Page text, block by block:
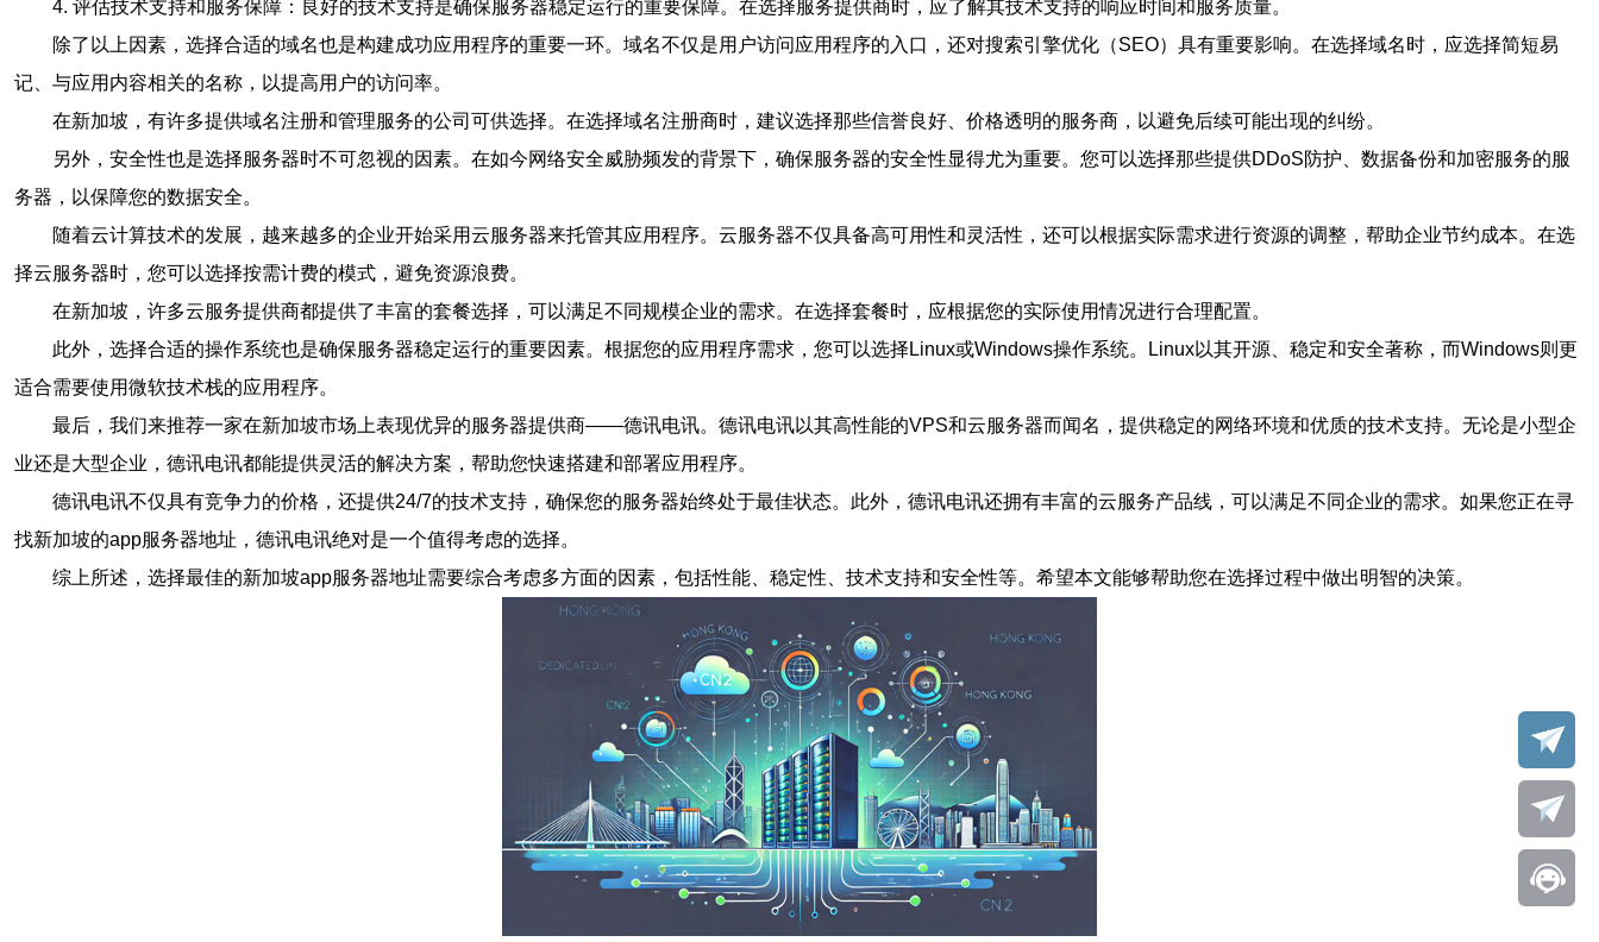
4. 评估技术支持和服务保障：良好的技术支持是确保服务器稳定运行的重要保障。在选择服务提供商时，应了解其技术支持的响应时间和服务质量。
除了以上因素，选择合适的域名也是构建成功应用程序的重要一环。域名不仅是用户访问应用程序的入口，还对搜索引擎优化（SEO）具有重要影响。在选择域名时，应选择简短易
记、与应用内容相关的名称，以提高用户的访问率。
在新加坡，有许多提供域名注册和管理服务的公司可供选择。在选择域名注册商时，建议选择那些信誉良好、价格透明的服务商，以避免后续可能出现的纠纷。
另外，安全性也是选择服务器时不可忽视的因素。在如今网络安全威胁频发的背景下，确保服务器的安全性显得尤为重要。您可以选择那些提供DDoS防护、数据备份和加密服务的服
务器，以保障您的数据安全。
随着云计算技术的发展，越来越多的企业开始采用云服务器来托管其应用程序。云服务器不仅具备高可用性和灵活性，还可以根据实际需求进行资源的调整，帮助企业节约成本。在选
择云服务器时，您可以选择按需计费的模式，避免资源浪费。
在新加坡，许多云服务提供商都提供了丰富的套餐选择，可以满足不同规模企业的需求。在选择套餐时，应根据您的实际使用情况进行合理配置。
此外，选择合适的操作系统也是确保服务器稳定运行的重要因素。根据您的应用程序需求，您可以选择Linux或Windows操作系统。Linux以其开源、稳定和安全著称，而Windows则更
适合需要使用微软技术栈的应用程序。
最后，我们来推荐一家在新加坡市场上表现优异的服务器提供商——德讯电讯。德讯电讯以其高性能的VPS和云服务器而闻名，提供稳定的网络环境和优质的技术支持。无论是小型企
业还是大型企业，德讯电讯都能提供灵活的解决方案，帮助您快速搭建和部署应用程序。
德讯电讯不仅具有竞争力的价格，还提供24/7的技术支持，确保您的服务器始终处于最佳状态。此外，德讯电讯还拥有丰富的云服务产品线，可以满足不同企业的需求。如果您正在寻
找新加坡的app服务器地址，德讯电讯绝对是一个值得考虑的选择。
综上所述，选择最佳的新加坡app服务器地址需要综合考虑多方面的因素，包括性能、稳定性、技术支持和安全性等。希望本文能够帮助您在选择过程中做出明智的决策。